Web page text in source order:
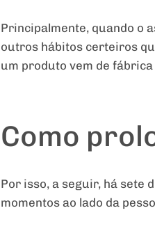
Principalmente, quando o
outros hábitos certeiros
um produto vem de
Como
Por isso, a seguir, há sete
momentos ao lado da